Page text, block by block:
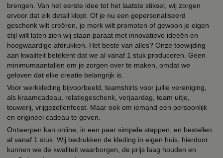
brengen. Van het eerste idee tot het laatste stiksel, wij zorgen
ervoor dat elk detail klopt. Of je nu een gepersonaliseerd
geschenk wilt creëren, je merk wilt promoten of gewoon je eigen
stijl wilt laten zien wij staan paraat met innovatieve ideeën en
hoogwaardige afdrukken. Het beste van alles? Onze toewijding
aan kwaliteit betekent dat we al vanaf 1 stuk produceren. Geen
minimumaantallen om je zorgen over te maken, omdat we
geloven dat elke creatie belangrijk is.
Voor werkkleding bijvoorbeeld, teamshirts voor jullie vereniging,
als kraamcadeau, relatiegeschenk, verjaardag, team uitje,
touwerij, vrijgezellenfeest. Maar ook om iemand een persoonlijk
en origineel cadeau te geven.
Ontwerpen kan online, in een paar simpele stappen, en bestellen
al vanaf 1 stuk. Wij bedrukken de kleding in eigen huis, hierdoor
kunnen we de kwaliteit waarborgen, de prijs laag houden en